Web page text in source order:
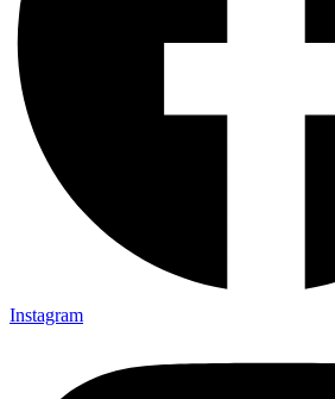
Instagram